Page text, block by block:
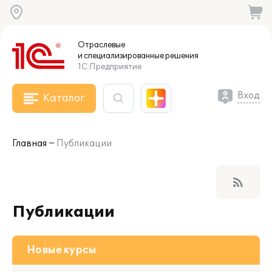
Отраслевые
и специализированныерешения
1С:Предприятие
Каталог Вход
Главная Публикации
Публикации
rss_feed
Новые курсы